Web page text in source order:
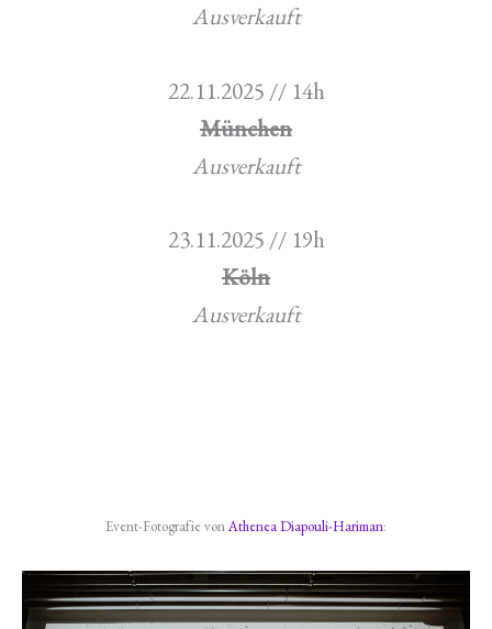
Ausverkauft
22.11.2025 // 14h
München
Ausverkauft
23.11.2025 // 19h
Köln
Ausverkauft
Event-Fotografie vonAthenea Diapouli-Hariman: